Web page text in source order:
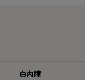
白内障